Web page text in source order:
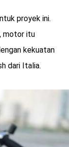
proyek ini.
motor itu
kekuatan
dari Italia.